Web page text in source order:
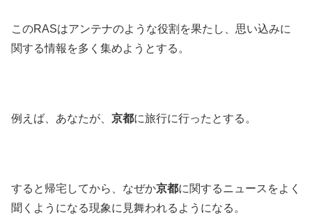
このRASはアンテナのような役割を果たし、思い込みに
関する情報を多く集めようとする。
例えば、あなたが、 京都に旅行に行ったとする。
すると帰宅してから、なぜか京都に関するニュースをよく
聞くようになる現象に見舞われるようになる。